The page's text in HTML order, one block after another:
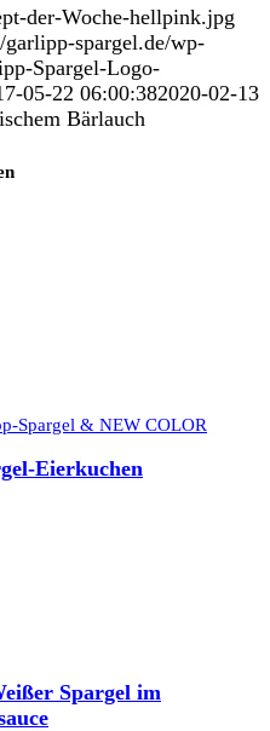
der-Woche-hellpink.jpg
garlipp-spargel.de/wp-
Spargel-Logo-
05-22 06:00:382020-02-13
Bärlauch
Spargel & NEW COLOR
Eierkuchen
Spargel im